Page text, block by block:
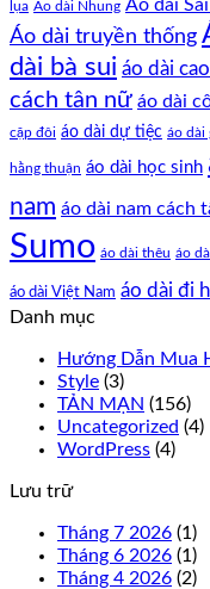
lụa Áo dài Nhung Áo dài
Áo dài truyền thống
dài bà sui áo dài
cách tân nữ áo dài
cặp đôi áo dài dự tiệc áo dài
hằng thuận áo dài học sinh
nam áo dài nam cách
Sumo áo dài thêu áo
áo dài Việt Nam áo dài đi
Danh mục
Hướng Dẫn Mua
Style (3)
TẢN MẠN (156)
Uncategorized (4)
WordPress (4)
Lưu trữ
Tháng 7 2026 (1)
Tháng 6 2026 (1)
Tháng 4 2026 (2)